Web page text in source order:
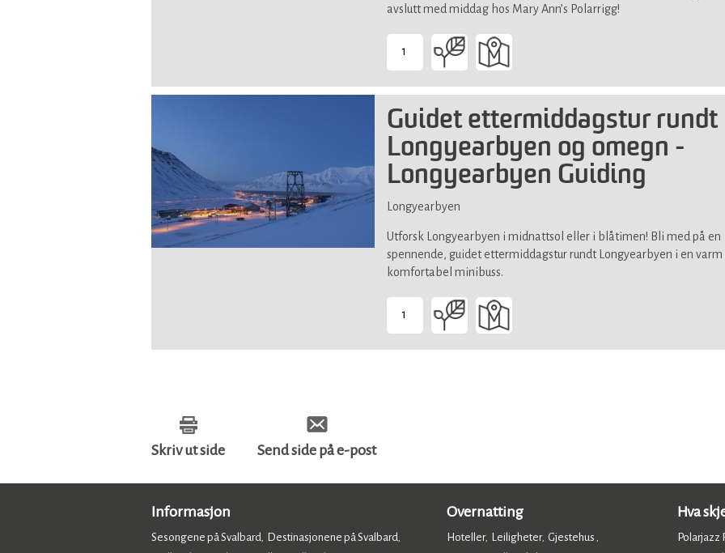
avslutt med middag hos Mary Ann’s Polarrigg!
1
-
Passer
alle
Guidet ettermiddagstur rundt
Longyearbyen og omegn -
Longyearbyen Guiding
Longyearbyen
Utforsk Longyearbyen i midnattsol eller i blåtimen! Bli med på en
spennende, guidet ettermiddagstur rundt Longyearbyen i en varm
komfortabel minibuss.
1
-
Suitable
Skriv ut side Send side på e-post
Informasjon
Sesongene på Svalbard, Destinasjonene på Svalbard,
Overnatting
Hoteller, Leiligheter, Gjestehus ,
Hva
Polarjazz